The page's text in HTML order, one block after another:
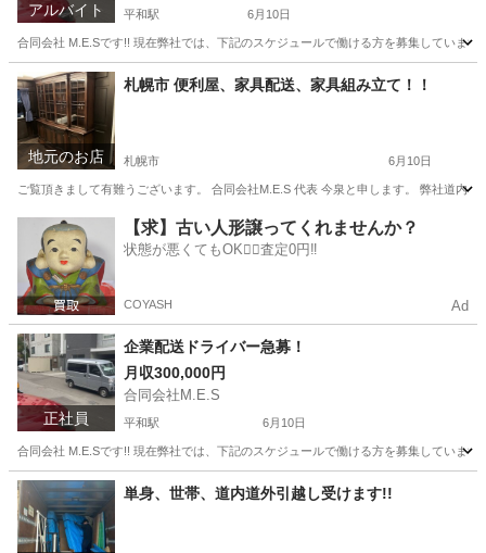
アルバイト 平和駅 6月10日
合同会社 M.E.Sです!! 現在弊社では、下記のスケジュールで働ける方を募集してい
北海道 札幌市 平和駅 ドライバー スポット
地元のお店
札幌市 便利屋、家具配送、家具組み立て！！
札幌市 6月10日
ご覧頂きまして有難うございます。 合同会社M.E.S 代表 今泉と申します。 弊社道内
北海道 便利屋 案件
【求】古い人形譲ってくれませんか？
状態が悪くてもOK🙆‍♀️査定0円‼️
COYASH Ad
正社員
企業配送ドライバー急募！
月収300,000円
合同会社M.E.S
平和駅 6月10日
合同会社 M.E.Sです!! 現在弊社では、下記のスケジュールで働ける方を募集してい
北海道 札幌市 平和駅 ドライバー 社員
単身、世帯、道内道外引越し受けます!!